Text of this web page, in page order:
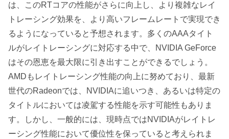
は、このRTコアの性能がさらに向上し、より複雑なレイ
トレーシング効果を、より高いフレームレートで実現でき
るようになっていると予想されます。多くのAAAタイト
ルがレイトレーシングに対応する中で、NVIDIA GeForce
はその恩恵を最大限に引き出すことができるでしょう。
AMDもレイトレーシング性能の向上に努めており、最新
世代のRadeonでは、NVIDIAに追いつき、あるいは特定の
タイトルにおいては凌駕する性能を示す可能性もありま
す。しかし、一般的には、現時点ではNVIDIAがレイトレ
ーシング性能において優位性を保っていると考えられま